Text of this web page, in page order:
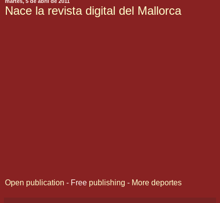
martes, 5 de abril de 2011
Nace la revista digital del Mallorca
Open publication - Free publishing - More deportes